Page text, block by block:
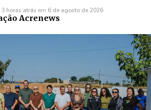
3 horas atrás em 6 de agosto de 2026
Acrenews